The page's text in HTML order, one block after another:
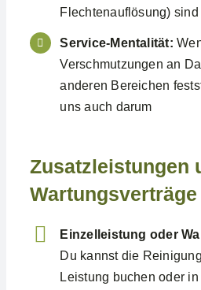
Flechtenauflösung)
Service-Mentalität:
Verschmutzungen an
anderen Bereichen
uns auch darum
Zusatzleistungen
Wartungsverträge
Einzelleistung oder
Du kannst die
Leistung buchen oder